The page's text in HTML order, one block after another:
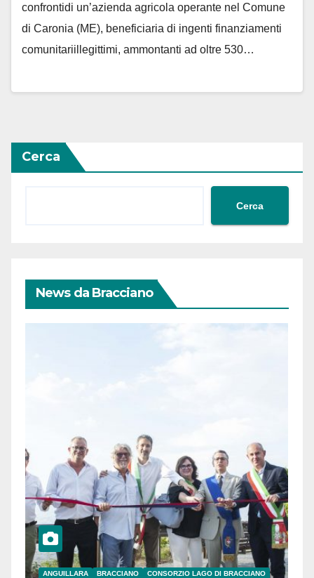
confrontidi un’azienda agricola operante nel Comune
di Caronia (ME), beneficiaria di ingenti finanziamenti
comunitariillegittimi, ammontanti ad oltre 530…
Cerca
Cerca
News da Bracciano
ANGUILLARA BRACCIANO
CONSORZIO LAGO DI BRACCIANO